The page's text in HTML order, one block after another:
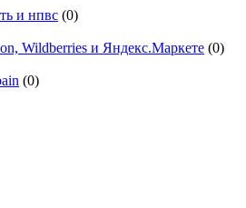
и нпвс (0)
Wildberries и Яндекс.Маркете (0)
(0)